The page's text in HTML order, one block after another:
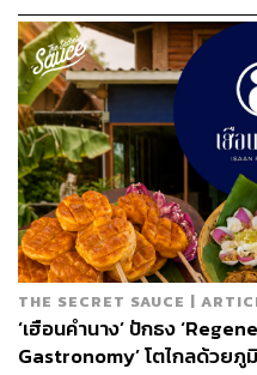
THE SECRET SAUCE |
‘เฮือนคำนาง’ ปักธง
Gastronomy’ โตไกลด้วย